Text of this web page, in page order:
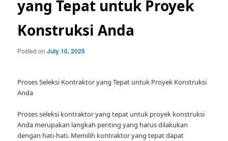
yang Tepat untuk Proyek
Konstruksi Anda
Posted onJuly 10, 2025
Proses Seleksi Kontraktor yang Tepat untuk Proyek Konstruksi
Anda
Proses seleksi kontraktor yang tepat untuk proyek konstruksi
Anda merupakan langkah penting yang harus dilakukan
dengan hati-hati. Memilih kontraktor yang tepat dapat